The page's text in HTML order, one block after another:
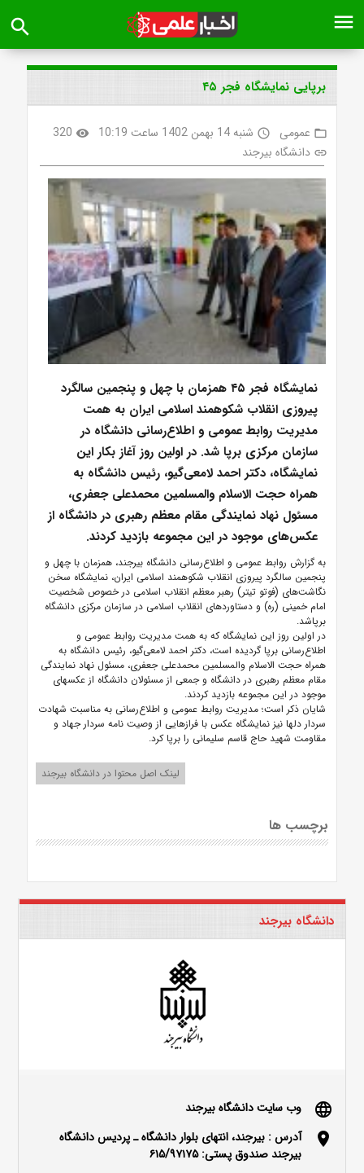
menu
search
برپایی نمایشگاه فجر ۴۵
folder_open عمومی access_time شنبه 14 بهمن 1402 ساعت 10:19 visibility
320
link دانشگاه بیرجند
نمایشگاه فجر ۴۵ همزمان با چهل و پنجمین سالگرد
پیروزی انقلاب شکوهمند اسلامی ایران به همت
مدیریت روابط عمومی و اطلاع‌رسانی دانشگاه در
سازمان مرکزی برپا شد. در اولین روز آغاز بکار این
نمایشگاه، دکتر احمد لامعی‌گیو، رئیس دانشگاه به
همراه حجت الاسلام والمسلمین محمدعلی جعفری،
مسئول نهاد نمایندگی مقام معظم رهبری در دانشگاه از
عکس‌های موجود در این مجموعه بازدید کردند.
به گزارش روابط عمومی و اطلاع‌رسانی دانشگاه بیرجند، همزمان با چهل و
پنجمین سالگرد پیروزی انقلاب شکوهمند اسلامی ایران، نمایشگاه سخن
نگاشت‌های (فوتو تیتر) رهبر معظم انقلاب اسلامی در خصوص شخصیت
امام خمینی (ره) و دستاوردهای انقلاب اسلامی در سازمان مرکزی دانشگاه
برپاشد.
در اولین روز این نمایشگاه که به همت مدیریت روابط عمومی و
اطلاع‌رسانی برپا گردیده است، دکتر احمد لامعی‌گیو، رئیس دانشگاه به
همراه حجت الاسلام والمسلمین محمدعلی جعفری، مسئول نهاد نمایندگی
مقام معظم رهبری در دانشگاه و جمعی از مسئولان دانشگاه از عکسهای
موجود در این مجموعه بازدید کردند.
شایان ذکر است؛ مدیریت روابط عمومی و اطلاع‌رسانی به مناسبت شهادت
سردار دلها نیز نمایشگاه عکس با فرازهایی از وصیت نامه سردار جهاد و
مقاومت شهید حاج قاسم سلیمانی را برپا کرد.
لینک اصل محتوا در دانشگاه بیرجند
برچسب ها
دانشگاه بیرجند
language وب سایت دانشگاه بیرجند
location_on
آدرس : بیرجند، انتهای بلوار دانشگاه ـ پردیس دانشگاه
بیرجند صندوق پستی: ۶۱۵/۹۷۱۷۵